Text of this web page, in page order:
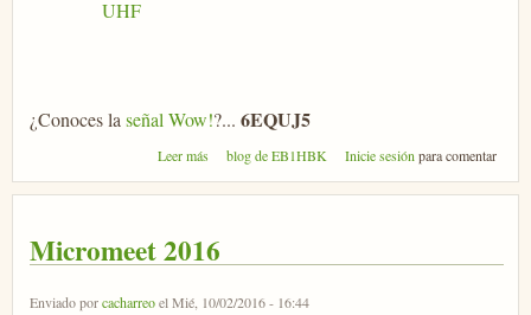
UHF
¿Conoces la señal Wow!?... 6EQUJ5
Leer más sobre 40 Aniversario Señal Wow!
blog de EB1HBK Inicie sesión para comentar
Micromeet 2016
Enviado porcacharreoel Mié, 10/02/2016 - 16:44